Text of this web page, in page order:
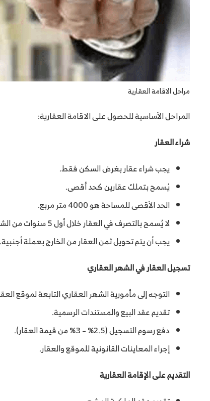
مراحل الاقامة العقارية
المراحل الأساسية للحصول على الاقامة العقارية:
شراء العقار
يجب شراء عقار بغرض السكن فقط.
يُسمح بتملك عقارين كحد أقصى.
الحد الأقصى للمساحة هو 4000 متر مربع.
لا يُسمح بالتصرف في العقار خلال أول 5 سنوات من الشراء.
يجب أن يتم تحويل ثمن العقار من الخارج بعملة أجنبية.
تسجيل العقار في الشهر العقاري
التوجه إلى مأمورية الشهر العقاري التابعة لموقع
تقديم عقد البيع والمستندات الرسمية.
دفع رسوم التسجيل (2.5% – 3% من قيمة العقار).
إجراء المعاينات القانونية للموقع والعقار.
التقديم على الإقامة العقارية